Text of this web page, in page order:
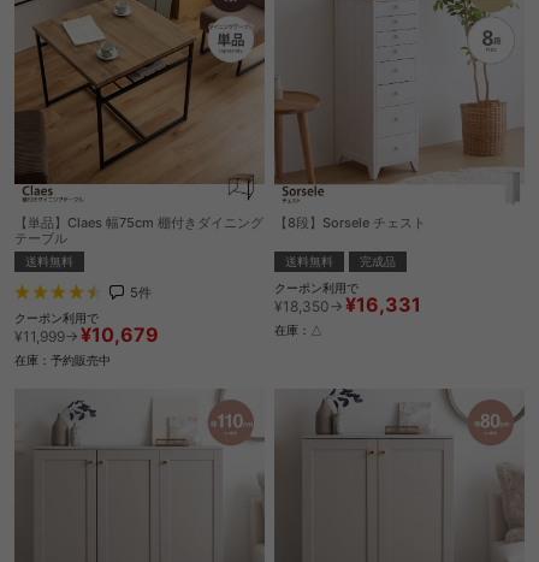
【単品】Claes 幅75cm 棚付きダイニング
テーブル
送料無料
5件
クーポン利用で
¥11,999→ ¥10,679
在庫：予約販売中
【8段】Sorsele チェスト
送料無料
完成品
クーポン利用で
¥18,350→ ¥16,331
在庫：△